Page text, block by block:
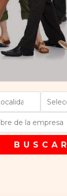
B U S C A R